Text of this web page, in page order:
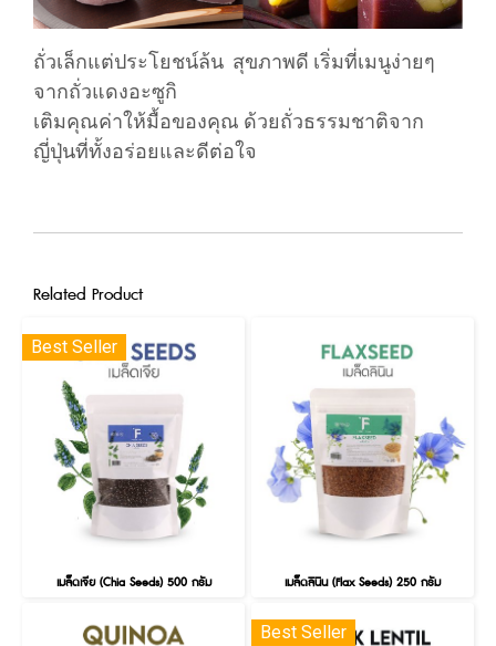
ถั่วเล็กแต่ประโยชน์ล้น สุขภาพดี เริ่มที่เมนูง่ายๆ
จากถั่วแดงอะซูกิ
เติมคุณค่าให้มื้อของคุณ ด้วยถั่วธรรมชาติจาก
ญี่ปุ่นที่ทั้งอร่อยและดีต่อใจ
Related Product
Best Seller
เมล็ดเจีย (Chia Seeds) 500 กรัม เมล็ดลินิน (Flax Seeds) 250 กรัม
Best Seller